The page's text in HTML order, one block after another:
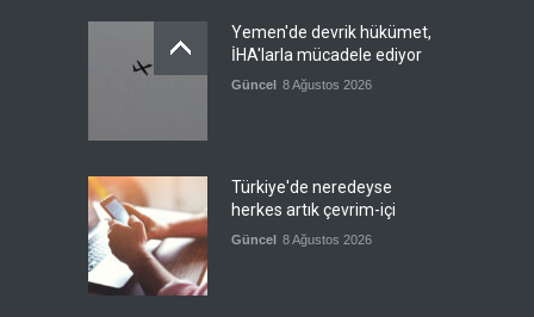
Yemen'de devrik hükümet,
İHA'larla mücadele ediyor
Güncel 8 Ağustos 2026
Türkiye'de neredeyse
herkes artık çevrim-içi
Güncel 8 Ağustos 2026